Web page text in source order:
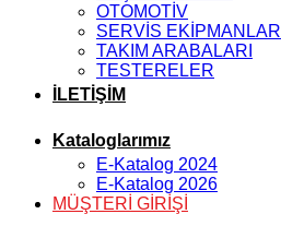
OTOMOTİV
SERVİS EKİPMANLARI
TAKIM ARABALARI
TESTERELER
İLETİŞİM
Kataloglarımız
E-Katalog 2024
E-Katalog 2026
MÜŞTERİ GİRİŞİ